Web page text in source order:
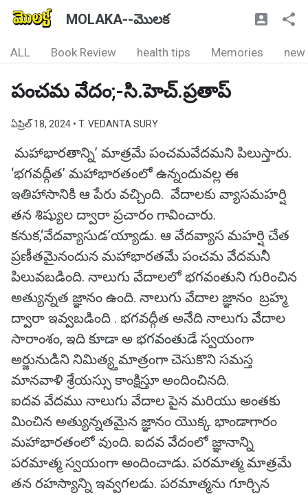
MOLAKA--మొలక
ALL Book Review health tips Memories new
పంచమ వేదం;-సి.హెచ్.ప్రతాప్
ఏప్రిల్ 18, 2024 • T. VEDANTA SURY
మహాభారతాన్ని’ మాత్రమే పంచమవేదమని పిలుస్తారు.
‘భగవద్గీత’ మహాభారతంలో ఉన్నందువల్ల ఈ
ఇతిహాసానికి ఆ పేరు వచ్చింది. వేదాలకు వ్యాసమహర్షి
తన శిష్యుల ద్వారా ప్రచారం గావించారు.
కనుక,‘వేదవ్యాసుడ’య్యాడు. ఆ వేదవ్యాస మహర్షి చేత
ప్రణీతమైనందున మహాభారతమే పంచమ వేదమనీ
పిలువబడింది. నాలుగు వేదాలలో భగవంతుని గురించిన
అత్యున్నత జ్ఞానం ఉంది. నాలుగు వేదాల జ్ఞానం బ్రహ్మ
ద్వారా ఇవ్వబడింది . భగవద్గీత అనేది నాలుగు వేదాల
సారాంశం, ఇది కూడా అ భగవంతుడే స్వయంగా
అర్జునుడిని నిమిత్య్తమాత్రంగా చెసుకొని సమస్త
మానవాళి శ్రేయస్సు కాంక్షిస్తూ అందించినది.
ఐదవ వేదము నాలుగు వేదాల పైన మరియు అంతకు
మించిన అత్యున్నతమైన జ్ఞానం యొక్క భాండాగారం
మహాభారతంలో వుంది. ఐదవ వేదంలో జ్ఞానాన్ని
పరమాత్మ స్వయంగా అందించాడు. పరమాత్మ మాత్రమే
తన రహస్యాన్ని ఇవ్వగలడు. పరమాత్మను గూర్చిన